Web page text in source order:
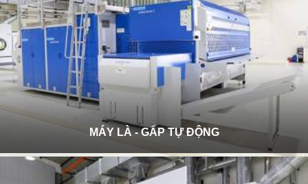
MÁY LÀ - GẤP TỰ ĐỘNG